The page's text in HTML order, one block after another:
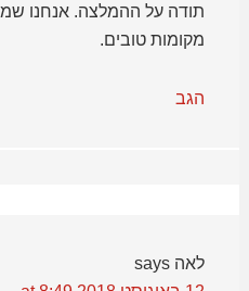
תודה על ההמלצה. אנחנו
מקומות טובים.
הגב
לאה says